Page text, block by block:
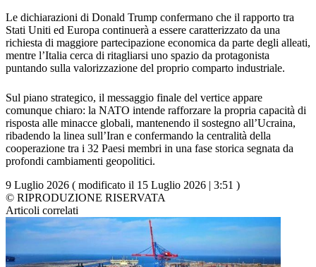
Le dichiarazioni di Donald Trump confermano che il rapporto tra
Stati Uniti ed Europa continuerà a essere caratterizzato da una
richiesta di maggiore partecipazione economica da parte degli alleati,
mentre l’Italia cerca di ritagliarsi uno spazio da protagonista
puntando sulla valorizzazione del proprio comparto industriale.
Sul piano strategico, il messaggio finale del vertice appare
comunque chiaro: la NATO intende rafforzare la propria capacità di
risposta alle minacce globali, mantenendo il sostegno all’Ucraina,
ribadendo la linea sull’Iran e confermando la centralità della
cooperazione tra i 32 Paesi membri in una fase storica segnata da
profondi cambiamenti geopolitici.
9 Luglio 2026 ( modificato il 15 Luglio 2026 | 3:51 )
© RIPRODUZIONE RISERVATA
Articoli correlati